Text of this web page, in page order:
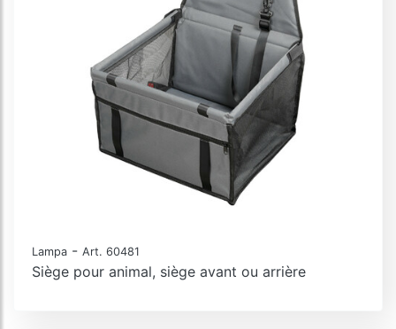
Lampa - Art. 60481
Siège pour animal, siège avant ou arrière